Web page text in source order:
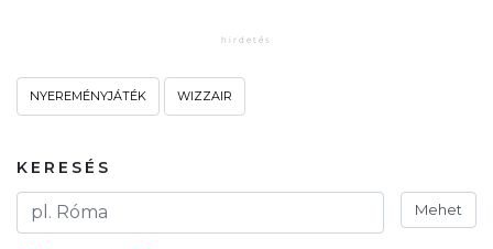
NYEREMÉNYJÁTÉK WIZZAIR
KERESÉS
Mehet